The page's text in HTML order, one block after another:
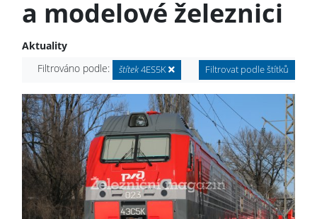
a modelové železnici
Aktuality
Filtrováno podle:
štítek4ES5K Filtrovat podle štítků